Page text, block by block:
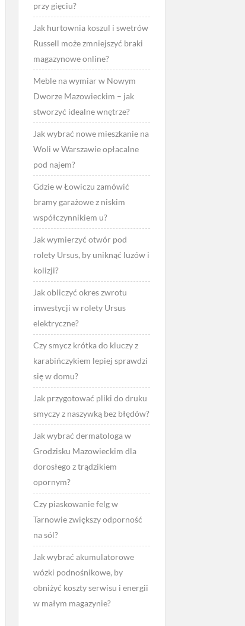
przy gięciu?
Jak hurtownia koszul i swetrów
Russell może zmniejszyć braki
magazynowe online?
Meble na wymiar w Nowym
Dworze Mazowieckim – jak
stworzyć idealne wnętrze?
Jak wybrać nowe mieszkanie na
Woli w Warszawie opłacalne
pod najem?
Gdzie w Łowiczu zamówić
bramy garażowe z niskim
współczynnikiem u?
Jak wymierzyć otwór pod
rolety Ursus, by uniknąć luzów i
kolizji?
Jak obliczyć okres zwrotu
inwestycji w rolety Ursus
elektryczne?
Czy smycz krótka do kluczy z
karabińczykiem lepiej sprawdzi
się w domu?
Jak przygotować pliki do druku
smyczy z naszywką bez błędów?
Jak wybrać dermatologa w
Grodzisku Mazowieckim dla
dorosłego z trądzikiem
opornym?
Czy piaskowanie felg w
Tarnowie zwiększy odporność
na sól?
Jak wybrać akumulatorowe
wózki podnośnikowe, by
obniżyć koszty serwisu i energii
w małym magazynie?